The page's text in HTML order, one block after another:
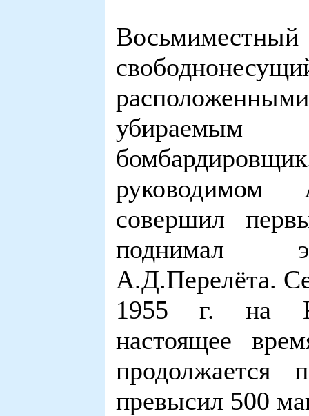
убираемым
совершил
поднимал
А.Д.Перелёта.
1955 г. на
настоящее
превысил 500